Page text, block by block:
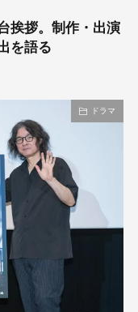
挨拶。制作・出演
を語る
ドラマ